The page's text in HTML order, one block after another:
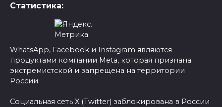
Статистика:
WhatsApp, Facebook и Instagram являются
продуктами компании Meta, которая признана
экстремистской и запрещена на территории
России.
Социальная сеть X (Twitter) заблокирована в России